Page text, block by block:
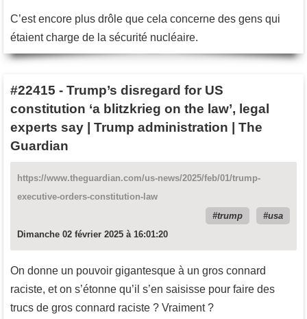
C’est encore plus drôle que cela concerne des gens qui
étaient charge de la sécurité nucléaire.
#22415 - Trump’s disregard for US
constitution ‘a blitzkrieg on the law’, legal
experts say | Trump administration | The
Guardian
https://www.theguardian.com/us-news/2025/feb/01/trump-
executive-orders-constitution-law
trump
usa
Dimanche 02 février 2025 à 16:01:20
On donne un pouvoir gigantesque à un gros connard
raciste, et on s’étonne qu’il s’en saisisse pour faire des
trucs de gros connard raciste ? Vraiment ?